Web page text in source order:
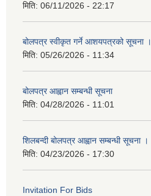
मिति: 06/11/2026 - 22:17
बोलपत्र स्वीकृत गर्ने आशयपत्रको सूचना ।
मिति: 05/26/2026 - 11:34
बोलपत्र आह्वान सम्बन्धी सूचना
मिति: 04/28/2026 - 11:01
शिलबन्दी बोलपत्र आह्वान सम्बन्धी सूचना ।
मिति: 04/23/2026 - 17:30
Invitation For Bids